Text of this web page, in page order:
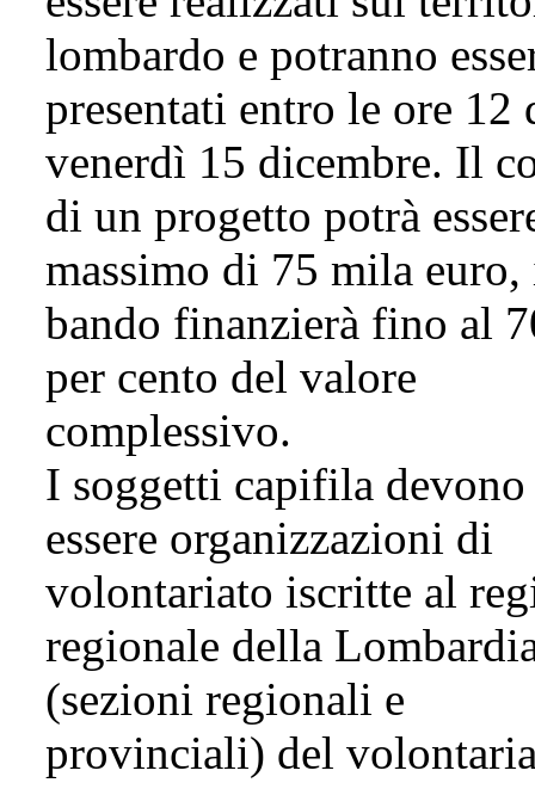
lombardo e potranno
presentati entro le ore 12
venerdì 15 dicembre. Il
di un progetto potrà
massimo di 75 mila
bando finanzierà fino al
per cento del valore
complessivo.
I soggetti capifila devono
essere organizzazioni di
volontariato iscritte al
regionale della
(sezioni regionali e
provinciali) del